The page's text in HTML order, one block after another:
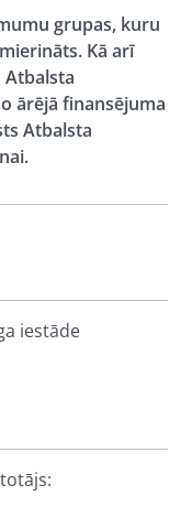
grupas, kuru
Kā arī
Atbalsta
ārējā finansējuma
Atbalsta
iestāde